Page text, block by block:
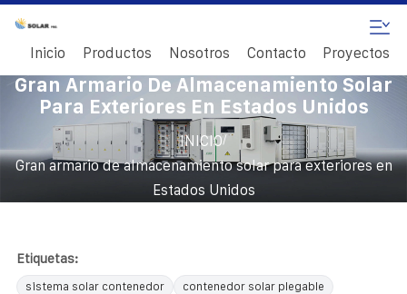
Inicio Productos Nosotros Contacto Proyectos
Gran Armario De Almacenamiento Solar
Para Exteriores En Estados Unidos
INICIO/
Gran armario de almacenamiento solar para exteriores en
Estados Unidos
Etiquetas:
sistema solar contenedor
contenedor solar plegable